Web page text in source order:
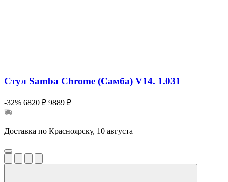
Стул Samba Chrome (Самба) V14. 1.031
-32% 6820 ₽ 9889 ₽
Доставка по Красноярску, 10 августа